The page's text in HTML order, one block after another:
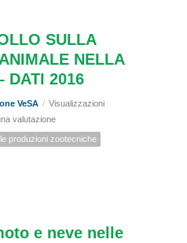
SULLA
NELLA
DATI 2016
VeSA / Visualizzazioni
valutazione
produzioni zootecniche
e neve nelle